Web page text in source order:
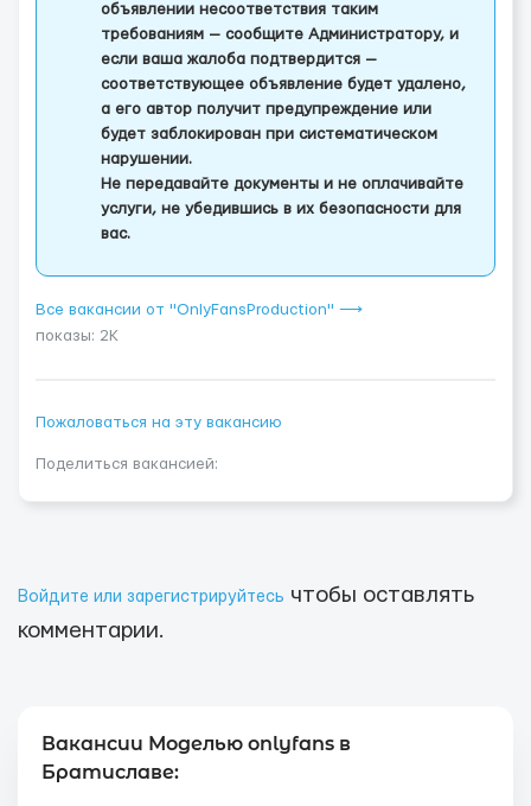
объявлении несоответствия таким
требованиям — сообщите Администратору, и
если ваша жалоба подтвердится —
соответствующее объявление будет удалено,
а его автор получит предупреждение или
будет заблокирован при систематическом
нарушении.
Не передавайте документы и не оплачивайте
услуги, не убедившись в их безопасности для
вас.
Все вакансии от "OnlyFansProduction" ⟶
показы: 2K
Пожаловаться на эту вакансию
Поделиться вакансией:
Войдите или зарегистрируйтесь чтобы оставлять
комментарии.
Вакансии Моделью onlyfans в
Братиславе: